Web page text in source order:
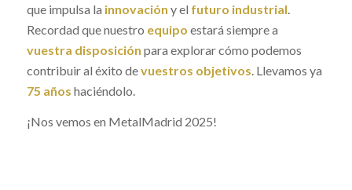
que impulsa la innovación y el futuro industrial
Recordad que nuestro equipo estará siempre a
vuestra disposición para explorar cómo podemos
contribuir al éxito devuestros objetivos . Llevamos ya
75 años haciéndolo.
¡Nos vemos en MetalMadrid 2025!